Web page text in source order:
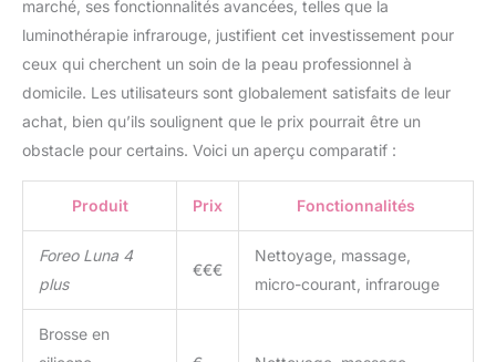
marché, ses fonctionnalités avancées, telles que la
luminothérapie infrarouge, justifient cet investissement pour
ceux qui cherchent un soin de la peau professionnel à
domicile. Les utilisateurs sont globalement satisfaits de leur
achat, bien qu’ils soulignent que le prix pourrait être un
obstacle pour certains. Voici un aperçu comparatif :
Produit Prix Fonctionnalités
Foreo Luna 4
plus
€€€
Nettoyage, massage,
micro-courant, infrarouge
Brosse en